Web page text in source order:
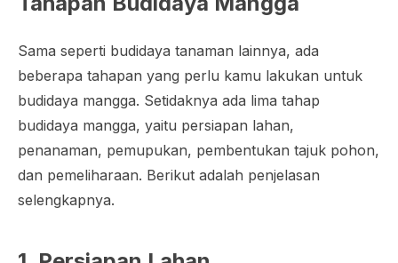
Sama seperti budidaya tanaman lainnya, ada
beberapa tahapan yang perlu kamu lakukan untuk
budidaya mangga. Setidaknya ada lima tahap
budidaya mangga, yaitu persiapan lahan,
penanaman, pemupukan, pembentukan tajuk pohon,
dan pemeliharaan. Berikut adalah penjelasan
selengkapnya.